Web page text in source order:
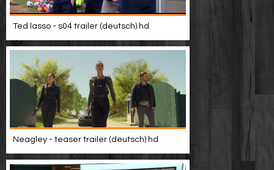
Video suchen
Ted lasso - s04 trailer (deutsch) hd
Neagley - teaser trailer (deutsch) hd